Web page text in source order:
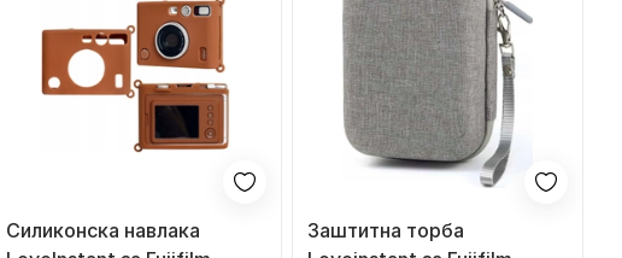
Силиконска навлака
Заштитна торба